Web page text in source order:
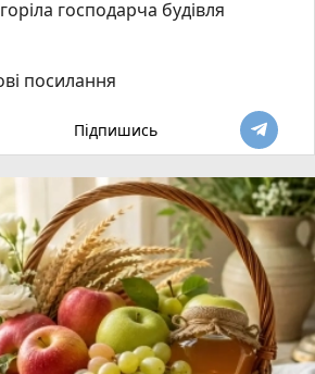
господарча будівля
посилання
Підпишись